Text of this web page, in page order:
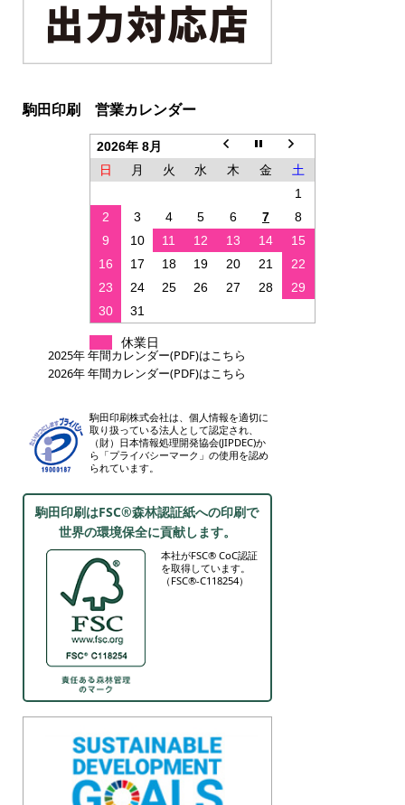
駒田印刷 営業カレンダー
2026年 8月
日
月 火 水 木 金
土
1
2
3 4 5 6 7
8
9
10 11 12 13 14
15
16
17 18 19 20 21
22
23
24 25 26 27 28
29
30
31
休業日
2025年 年間カレンダー(PDF)はこちら
2026年 年間カレンダー(PDF)はこちら
駒田印刷株式会社は、個人情報を適切に
取り扱っている法人として認定され、
（財）日本情報処理開発協会(JIPDEC)か
ら「プライバシーマーク」の使用を認め
られています。
駒田印刷はFSC®森林認証紙への印刷で
世界の環境保全に貢献します。
本社がFSC® CoC認証
を取得しています。
（FSC®-C118254）